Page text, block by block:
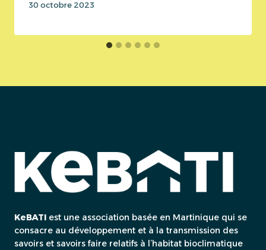
30 octobre 2023
KeBATI est une association basée en Martinique qui se
consacre au développement et à la transmission des
savoirs et savoirs faire relatifs à l’habitat bioclimatique